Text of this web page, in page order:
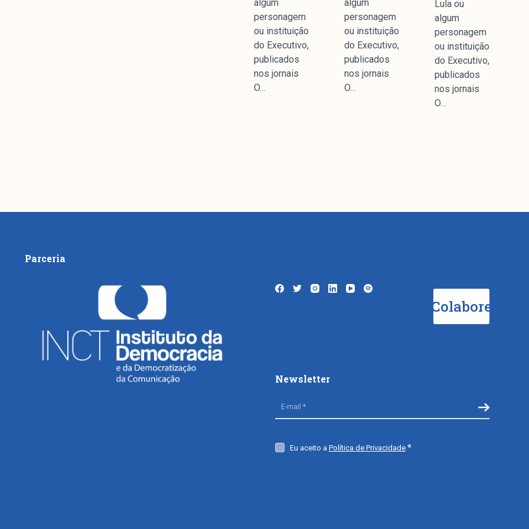
algum
personagem
ou instituição
do Executivo,
publicados
nos jornais
O…
algum
personagem
ou instituição
do Executivo,
publicados
nos jornais
O…
Lula ou
algum
personagem
ou instituição
do Executivo,
publicados
nos jornais
O…
Parceria
Colabore
Newsletter
Eu aceito a Política de Privacidade